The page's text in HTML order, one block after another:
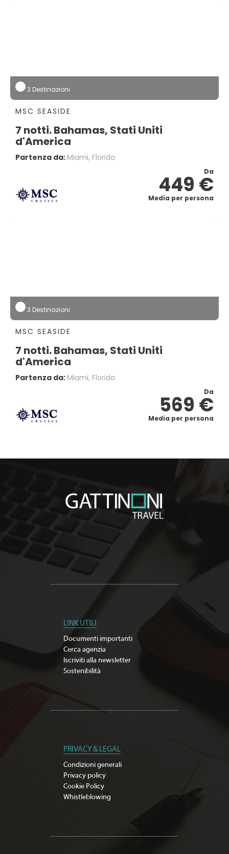
3 Destinazioni
MSC SEASIDE
7 notti. Bahamas, Stati Uniti
d'America
Partenza da: Miami, Florida
Da
449 €
Media per persona
3 Destinazioni
MSC SEASIDE
7 notti. Bahamas, Stati Uniti
d'America
Partenza da: Miami, Florida
Da
569 €
Media per persona
LINK UTILI
Documenti importanti
Cerca agenzia
Iscriviti alla newsletter
Sostenibilità
PRIVACY & LEGAL
Condizioni generali
Privacy policy
Cookie Policy
Whistleblowing